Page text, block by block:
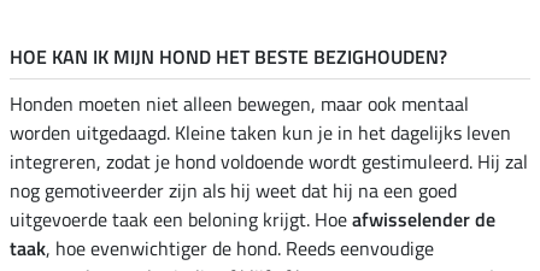
HOE KAN IK MIJN HOND HET BESTE BEZIGHOUDEN?
Honden moeten niet alleen bewegen, maar ook mentaal
worden uitgedaagd. Kleine taken kun je in het dagelijks leven
integreren, zodat je hond voldoende wordt gestimuleerd. Hij zal
nog gemotiveerder zijn als hij weet dat hij na een goed
uitgevoerde taak een beloning krijgt. Hoeafwisselender de
taak, hoe evenwichtiger de hond. Reeds eenvoudige